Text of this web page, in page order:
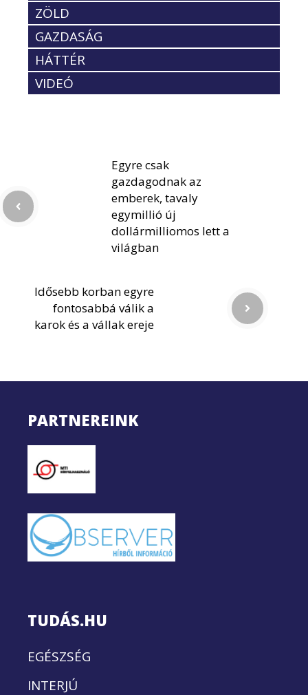
ZÖLD
GAZDASÁG
HÁTTÉR
VIDEÓ
Egyre csak
gazdagodnak az
emberek, tavaly
egymillió új
dollármilliomos lett a
világban
Idősebb korban egyre
fontosabbá válik a
karok és a vállak ereje
PARTNEREINK
TUDÁS.HU
EGÉSZSÉG
INTERJÚ